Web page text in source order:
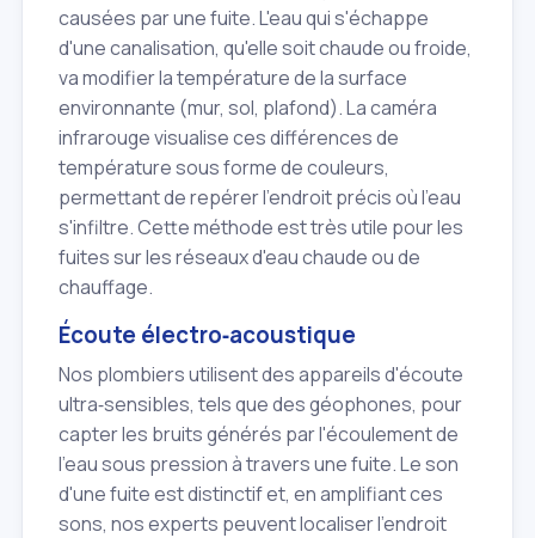
causées par une fuite. L'eau qui s'échappe
d'une canalisation, qu'elle soit chaude ou froide,
va modifier la température de la surface
environnante (mur, sol, plafond). La caméra
infrarouge visualise ces différences de
température sous forme de couleurs,
permettant de repérer l'endroit précis où l'eau
s'infiltre. Cette méthode est très utile pour les
fuites sur les réseaux d'eau chaude ou de
chauffage.
Écoute électro‑acoustique
Nos plombiers utilisent des appareils d'écoute
ultra‑sensibles, tels que des géophones, pour
capter les bruits générés par l'écoulement de
l'eau sous pression à travers une fuite. Le son
d'une fuite est distinctif et, en amplifiant ces
sons, nos experts peuvent localiser l'endroit